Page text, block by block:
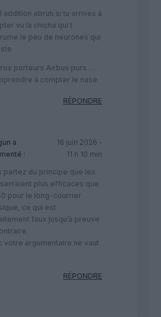
addition abruti si tu arrives à
vu la chicha qui t
le peu de neurones qui
porteurs Airbus purs …
à compter le nase
RÉPONDRE
a
:
16 juin 2026 -
11 h 10 min
partez du principe que les
plus efficaces que
pour le long-courrier
ce qui est
faux jusqu’à preuve
votre argumentaire ne vaut
RÉPONDRE